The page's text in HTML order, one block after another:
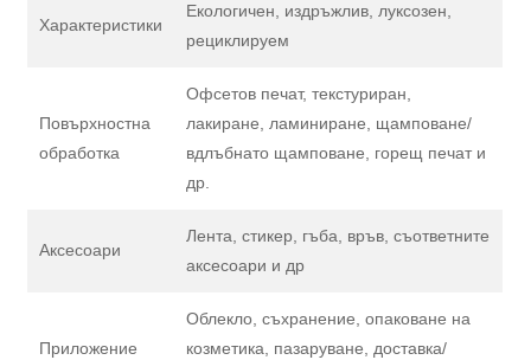
Характеристики
Екологичен, издръжлив, луксозен,
рециклируем
Повърхностна
обработка
Офсетов печат, текстуриран,
лакиране, ламиниране, щамповане/
вдлъбнато щамповане, горещ печат и
др.
Аксесоари
Лента, стикер, гъба, връв, съответните
аксесоари и др
Приложение
Облекло, съхранение, опаковане на
козметика, пазаруване, доставка/